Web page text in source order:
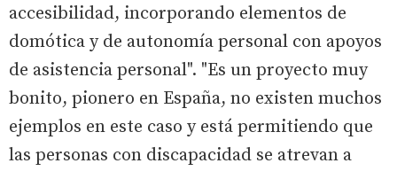
accesibilidad, incorporando elementos de
domótica y de autonomía personal con apoyos
de asistencia personal". "Es un proyecto muy
bonito, pionero en España, no existen muchos
ejemplos en este caso y está permitiendo que
las personas con discapacidad se atrevan a